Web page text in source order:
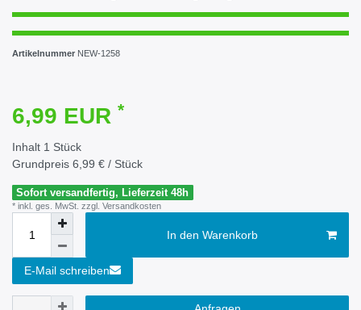
Artikelnummer NEW-1258
6,99 EUR *
Inhalt 1 Stück
Grundpreis 6,99 € / Stück
Sofort versandfertig, Lieferzeit 48h
* inkl. ges. MwSt. zzgl. Versandkosten
In den Warenkorb
E-Mail schreiben